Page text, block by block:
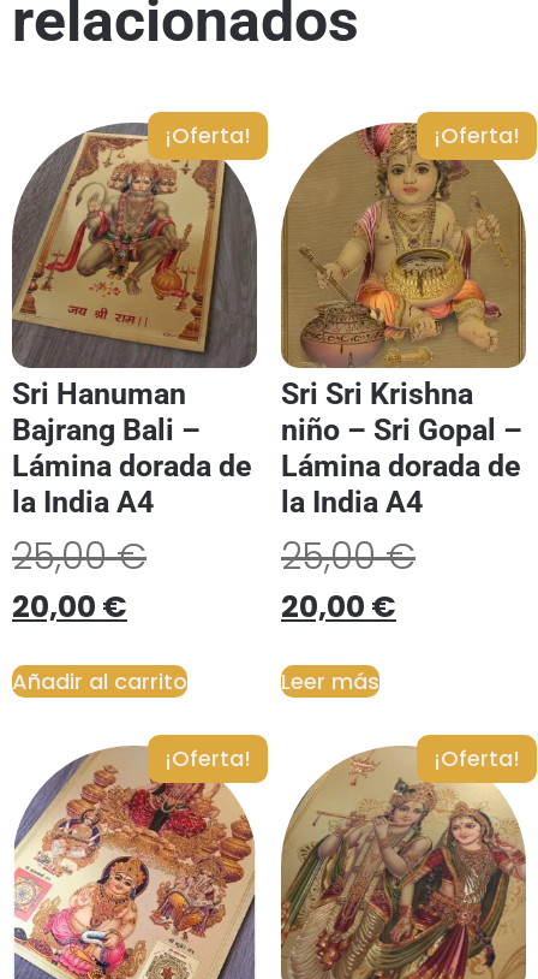
relacionados
¡Oferta!
Sri Hanuman
Bajrang Bali –
Lámina dorada de
la India A4
25,00€
20,00 €
Añadir al carrito
¡Oferta!
Sri Sri Krishna
niño – Sri Gopal –
Lámina dorada de
la India A4
25,00€
20,00 €
Leer más
¡Oferta! ¡Oferta!